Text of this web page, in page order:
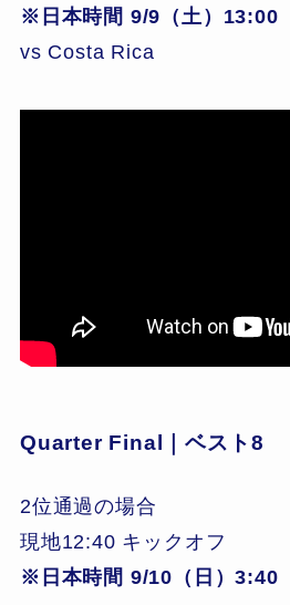
※日本時間 9/9（土）13:00
vs Costa Rica
Quarter Final｜ベスト8
2位通過の場合
現地12:40 キックオフ
※日本時間 9/10（日）3:40